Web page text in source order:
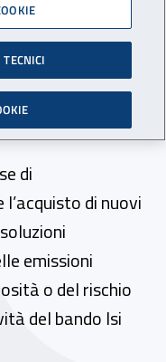
di euro
le
di
di nuovi
emissioni
o del rischio
del bando Isi